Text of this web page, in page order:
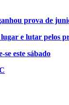
prova de
e lutar pelos
este sábado